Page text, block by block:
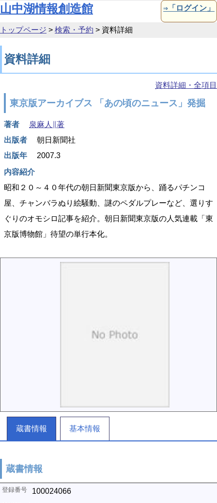
本文へ移動
山中湖情報創造館 ⇒「ログイン」
トップページ > 検索・予約 > 資料詳細
資料詳細
資料詳細・全項目
東京版アーカイブス 「あの頃のニュース」発掘
著者
泉麻人∥著
出版者
朝日新聞社
出版年
2007.3
内容紹介
昭和２０～４０年代の朝日新聞東京版から、踊るパチンコ
屋、チャンバラぬり絵騒動、謎のペダルプレーなど、選りす
ぐりのオモシロ記事を紹介。朝日新聞東京版の人気連載「東
京版博物館」待望の単行本化。
蔵書情報 基本情報
蔵書情報
100024066